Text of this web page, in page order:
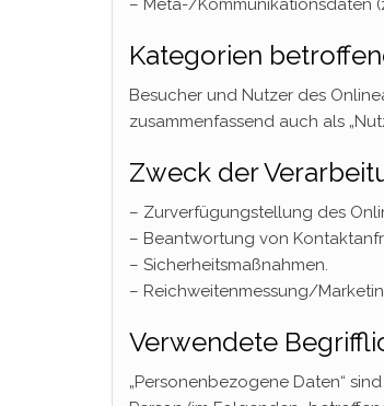
– Meta-/Kommunikationsdaten
Kategorien
Besucher und Nutzer des
zusammenfassend auch als
Zweck der
– Zurverfügungstellung des
– Beantwortung von
– Sicherheitsmaßnahmen.
– Reichweitenmessung/
Verwendete
„Personenbezogene Daten“